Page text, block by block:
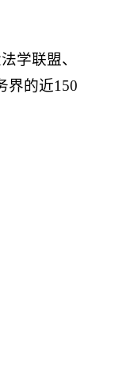
学联盟、
界的近150